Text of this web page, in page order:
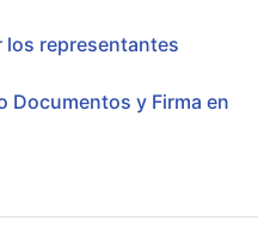
los representantes
Documentos y Firma en